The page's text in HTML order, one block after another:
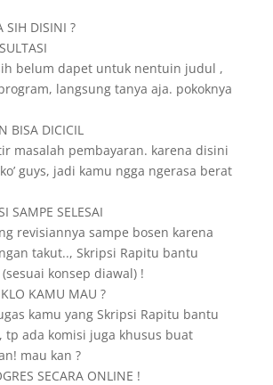
SIH DISINI ?
belum dapet untuk nentuin judul ,
langsung tanya aja. pokoknya
BISA DICICIL
masalah pembayaran. karena disini
guys, jadi kamu ngga ngerasa berat
SAMPE SELESAI
revisiannya sampe bosen karena
takut.., Skripsi Rapitu bantu
konsep diawal) !
KAMU MAU ?
kamu yang Skripsi Rapitu bantu
tp ada komisi juga khusus buat
mau kan ?
SECARA ONLINE !